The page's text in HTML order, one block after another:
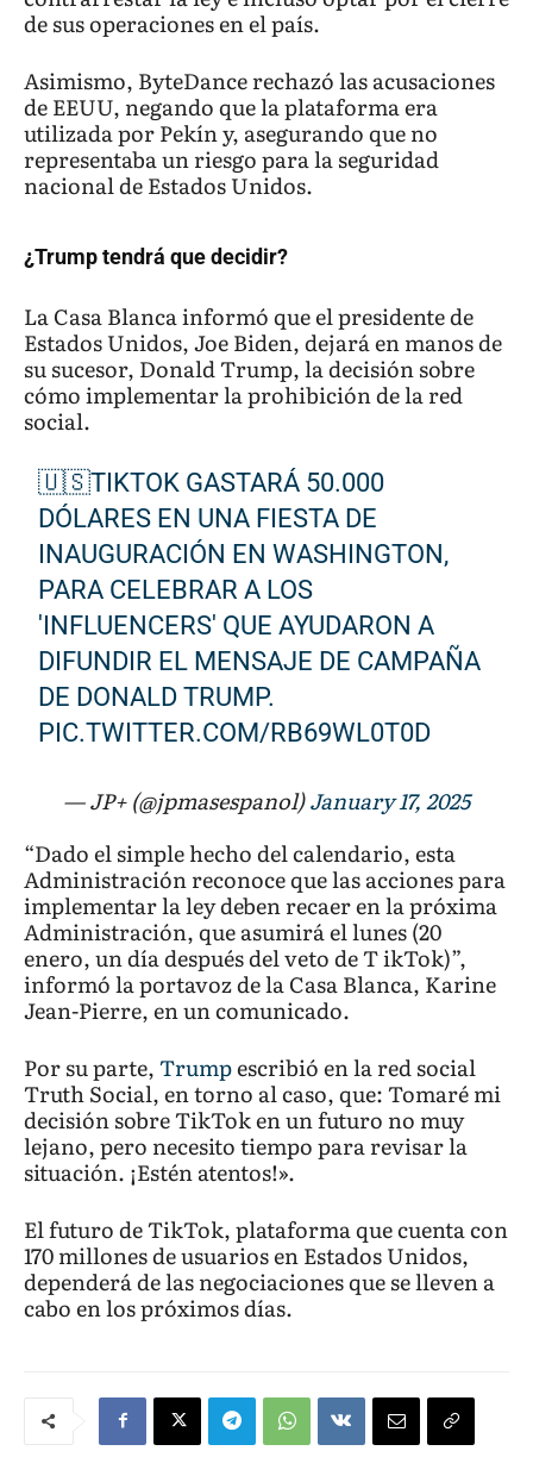
de sus operaciones en el país.
Asimismo, ByteDance rechazó las acusaciones
de EEUU, negando que la plataforma era
utilizada por Pekín y, asegurando que no
representaba un riesgo para la seguridad
nacional de Estados Unidos.
¿Trump tendrá que decidir?
La Casa Blanca informó que el presidente de
Estados Unidos, Joe Biden, dejará en manos de
su sucesor, Donald Trump, la decisión sobre
cómo implementar la prohibición de la red
social.
🇺🇸TIKTOK GASTARÁ 50.000
DÓLARES EN UNA FIESTA DE
INAUGURACIÓN EN WASHINGTON,
PARA CELEBRAR A LOS
'INFLUENCERS' QUE AYUDARON A
DIFUNDIR EL MENSAJE DE CAMPAÑA
DE DONALD TRUMP.
PIC.TWITTER.COM/RB69WL0T0D
— JP+ (@jpmasespanol)January 17, 2025
“Dado el simple hecho del calendario, esta
Administración reconoce que las acciones para
implementar la ley deben recaer en la próxima
Administración, que asumirá el lunes (20
enero, un día después del veto de T ikTok)”,
informó la portavoz de la Casa Blanca, Karine
Jean-Pierre, en un comunicado.
Por su parte,Trumpescribió en la red social
Truth Social, en torno al caso, que: Tomaré mi
decisión sobre TikTok en un futuro no muy
lejano, pero necesito tiempo para revisar la
situación. ¡Estén atentos!».
El futuro de TikTok, plataforma que cuenta con
170 millones de usuarios en Estados Unidos,
dependerá de las negociaciones que se lleven a
cabo en los próximos días.